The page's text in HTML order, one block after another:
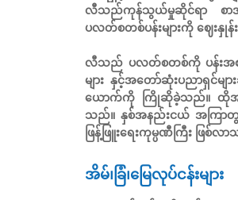
လီသည်ကုန်သွယ်မှုဆိုင်ရာ စာအုပ်
ပလတ်စတစ်ပန်းများကို ဈေးနှုန်
လီသည် ပလတ်စတစ်ကို ပန်းအစ
များ နှင့်အတော်ဆုံးပညာရှင်မ
ယောက်ကို ကြိုဆိုခဲ့သည်။ ထိုအခါ
သည်။ နှစ်အနည်းငယ် အကြာတွ
ဖြန့်ဖြူးရေးကုမ္ပဏီကြီး ဖြစ်လ
အိမ်၊ခြံ၊မြေလုပ်ငန်းများ